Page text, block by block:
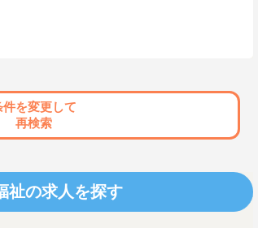
件を変更して
再検索
祉の求人を探す